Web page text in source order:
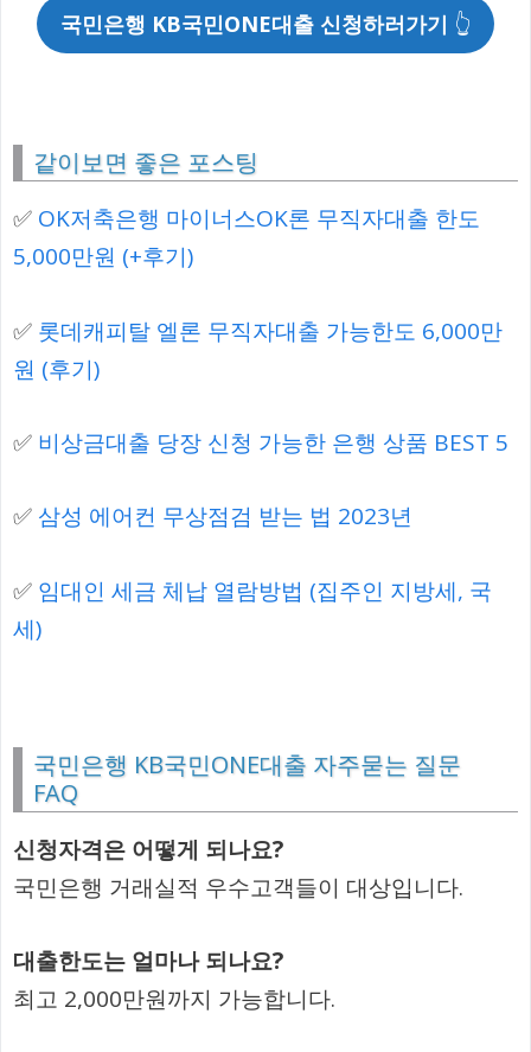
국민은행 KB국민ONE대출 신청하러가기 👆
같이보면 좋은 포스팅
✅ OK저축은행 마이너스OK론 무직자대출 한도
5,000만원 (+후기)
✅ 롯데캐피탈 엘론 무직자대출 가능한도 6,000만
원 (후기)
✅ 비상금대출 당장 신청 가능한 은행 상품 BEST 5
✅ 삼성 에어컨 무상점검 받는 법 2023년
✅ 임대인 세금 체납 열람방법 (집주인 지방세, 국
세)
국민은행 KB국민ONE대출 자주묻는 질문
FAQ
신청자격은 어떻게 되나요?
국민은행 거래실적 우수고객들이 대상입니다.
대출한도는 얼마나 되나요?
최고 2,000만원까지 가능합니다.